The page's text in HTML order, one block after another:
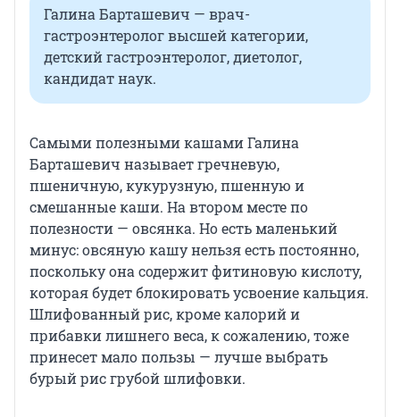
Галина Барташевич — врач-
гастроэнтеролог высшей категории,
детский гастроэнтеролог, диетолог,
кандидат наук.
Самыми полезными кашами Галина
Барташевич называет гречневую,
пшеничную, кукурузную, пшенную и
смешанные каши. На втором месте по
полезности — овсянка. Но есть маленький
минус: овсяную кашу нельзя есть постоянно,
поскольку она содержит фитиновую кислоту,
которая будет блокировать усвоение кальция.
Шлифованный рис, кроме калорий и
прибавки лишнего веса, к сожалению, тоже
принесет мало пользы — лучше выбрать
бурый рис грубой шлифовки.